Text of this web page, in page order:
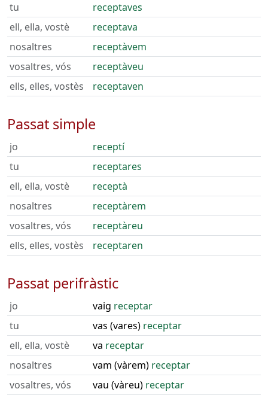
tu
receptaves
ell, ella, vostè
receptava
nosaltres
receptàvem
vosaltres, vós
receptàveu
ells, elles, vostès
receptaven
Passat simple
jo
receptí
tu
receptares
ell, ella, vostè
receptà
nosaltres
receptàrem
vosaltres, vós
receptàreu
ells, elles, vostès
receptaren
Passat perifràstic
jo vaig receptar
tu
vas (vares) receptar
ell, ella, vostè
va receptar
nosaltres
vam (vàrem) receptar
vosaltres, vós
vau (vàreu) receptar